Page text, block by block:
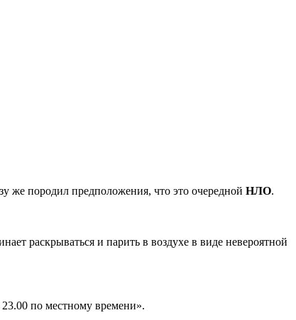
же породил предположения, что это очередной НЛО.
раскрываться и парить в воздухе в виде невероятной
по местному времени».